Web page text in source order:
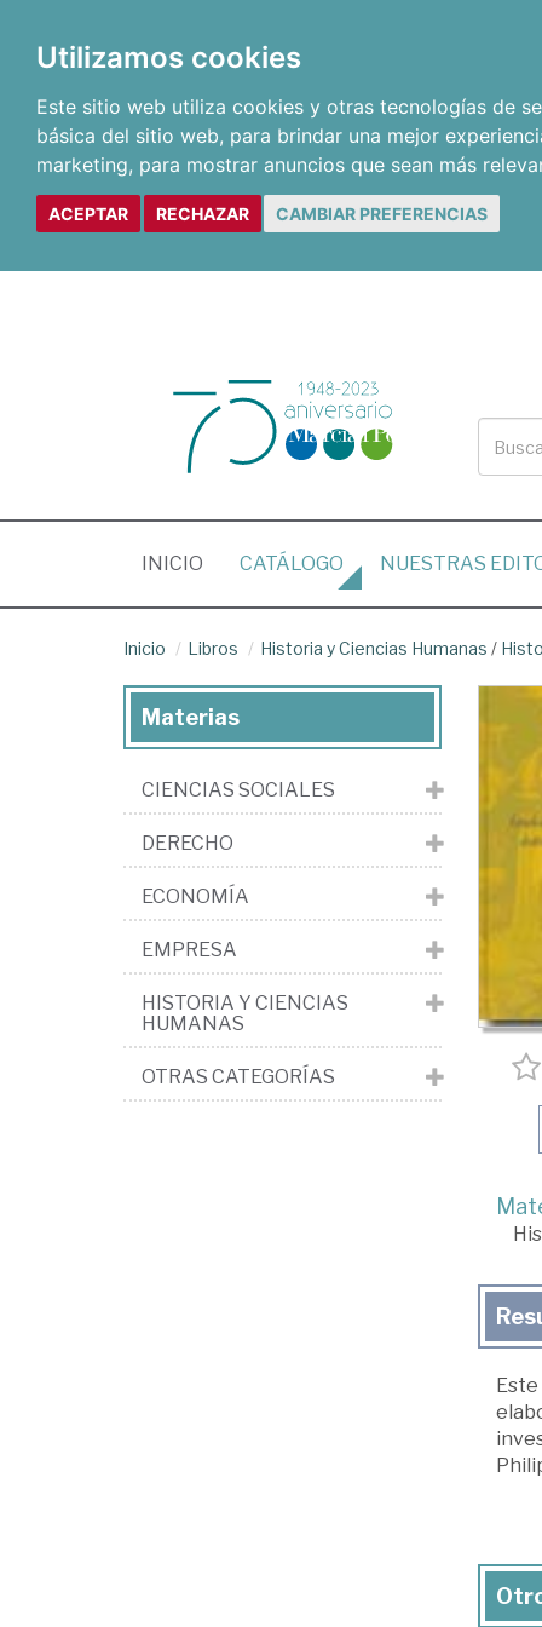
Utilizamos cookies
Este sitio web utiliza cookies y otras tecnologías de
básica del sitio web, para brindar una mejor
marketing, para mostrar anuncios que sean más
ACEPTAR RECHAZAR CAMBIAR PREFERENCIAS
INICIO (CURRENT)
CATÁLOGO NUESTRAS
Inicio Libros Historia y Ciencias Humanas /
Materias
CIENCIAS SOCIALES
DERECHO
ECONOMÍA
EMPRESA
HISTORIA Y CIENCIAS
HUMANAS
OTRAS CATEGORÍAS